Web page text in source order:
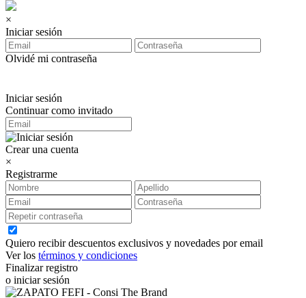
×
Iniciar sesión
Olvidé mi contraseña
Iniciar sesión
Continuar como invitado
Crear una cuenta
×
Registrarme
Quiero recibir descuentos exclusivos y novedades por email
Ver los términos y condiciones
Finalizar registro
o iniciar sesión